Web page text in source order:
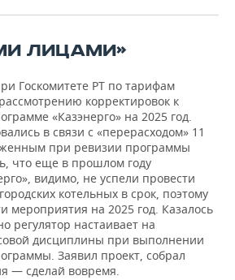
ЛИЦАМИ»
Госкомитете РТ по тарифам
корректировок к
«Казэнерго» на 2025 год.
в связи с «перерасходом» 11
при ревизии программы
что еще в прошлом году
видимо, не успели провести
котельных в срок, поэтому
мероприятия на 2025 год. Казалось
регулятор настаивает на
дисциплины при выполнении
Заявил проект, собрал
— сделай вовремя.